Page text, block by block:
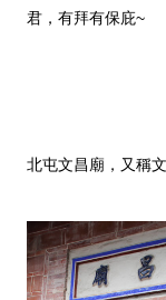
君，有拜有保庇~
北屯文昌廟，又稱